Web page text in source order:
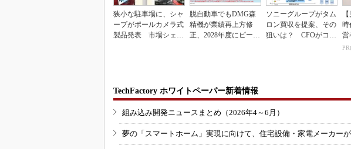
狭小な駐車場に、シャ
ープがポールカメラ式
製品発表 市場シェア
脱自動車でもDMG森
精機が業績再上方修
正、2028年度にピーク
ソニーグループがタム
ロン買収を提案、その
狙いは？ CFOがコメ
時
営
TechFactory ホワイトペーパー新着情報
組み込み開発ニュースまとめ（2026年4～6月）
夢の「スマートホーム」実現に向けて、住宅設備・家電メーカー